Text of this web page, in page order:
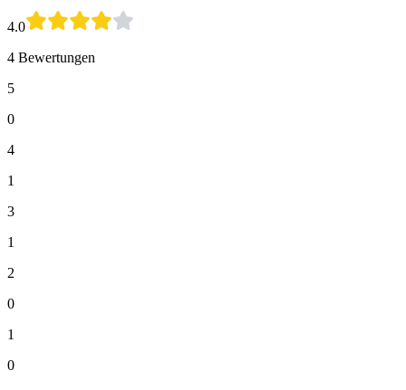
4.0
4 Bewertungen
5
0
4
1
3
1
2
0
1
0